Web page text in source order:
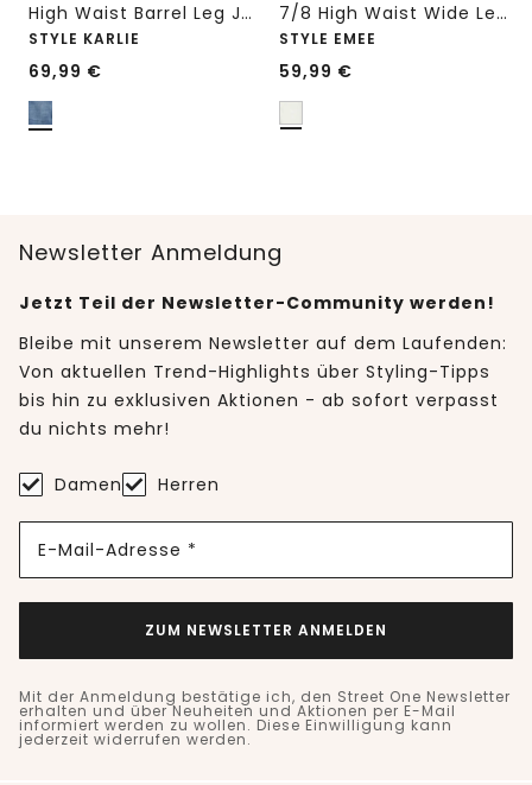
High Waist Barrel Leg Jeans im Loose Fit
STYLE KARLIE
69,99 €
7/8 High Waist Wide Leg Jeans im Loose Fit
STYLE EMEE
59,99 €
Newsletter Anmeldung
Jetzt Teil der Newsletter-Community werden!
Bleibe mit unserem Newsletter auf dem Laufenden:
Von aktuellen Trend-Highlights über Styling-Tipps
bis hin zu exklusiven Aktionen - ab sofort verpasst
du nichts mehr!
Damen Herren
E-Mail-Adresse *
ZUM NEWSLETTER ANMELDEN
Mit der Anmeldung bestätige ich, den Street One Newsletter
erhalten und über Neuheiten und Aktionen per E-Mail
informiert werden zu wollen. Diese Einwilligung kann
jederzeit widerrufen werden.